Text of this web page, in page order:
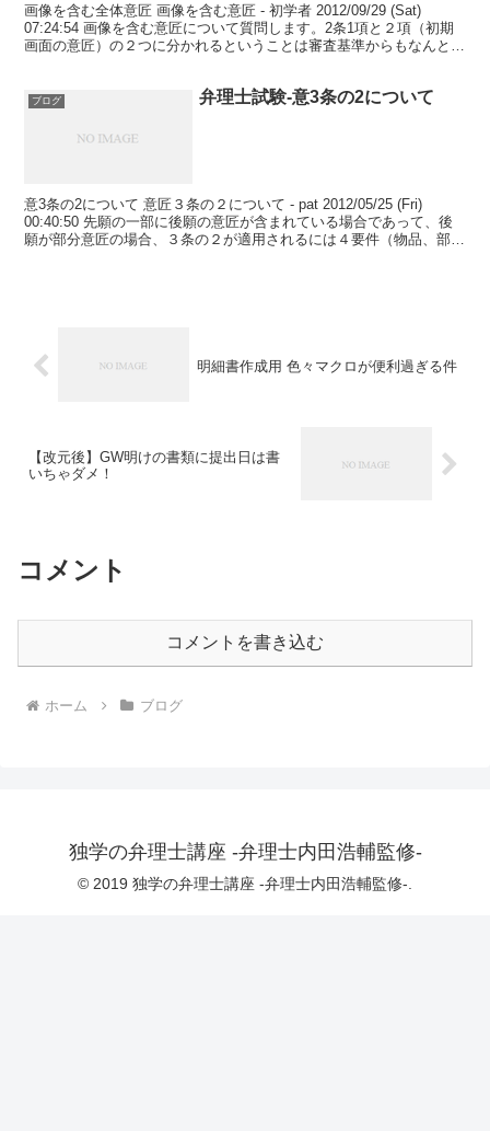
画像を含む全体意匠 画像を含む意匠 - 初学者 2012/09/29 (Sat)
07:24:54 画像を含む意匠について質問します。2条1項と２項（初期
画面の意匠）の２つに分かれるということは審査基準からもなんとな
ブログ 弁理士試験-意3条の2について
意3条の2について 意匠３条の２について - pat 2012/05/25 (Fri)
00:40:50 先願の一部に後願の意匠が含まれている場合であって、後
願が部分意匠の場合、３条の２が適用されるには４要件（物品、部分
明細書作成用 色々マクロが便利過ぎる件
【改元後】GW明けの書類に提出日は書
いちゃダメ！
コメント
コメントを書き込む
ホーム ブログ
独学の弁理士講座 -弁理士内田浩輔監修-
© 2019 独学の弁理士講座 -弁理士内田浩輔監修-.